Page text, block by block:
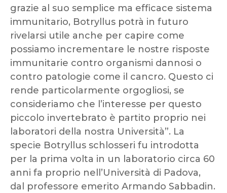
grazie al suo semplice ma efficace sistema
immunitario, Botryllus potrà in futuro
rivelarsi utile anche per capire come
possiamo incrementare le nostre risposte
immunitarie contro organismi dannosi o
contro patologie come il cancro. Questo ci
rende particolarmente orgogliosi, se
consideriamo che l’interesse per questo
piccolo invertebrato è partito proprio nei
laboratori della nostra Università”. La
specie Botryllus schlosseri fu introdotta
per la prima volta in un laboratorio circa 60
anni fa proprio nell’Università di Padova,
dal professore emerito Armando Sabbadin.